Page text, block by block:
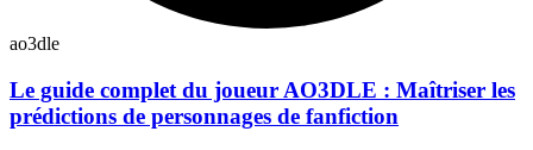
ao3dle
Le guide complet du joueur AO3DLE : Maîtriser les
prédictions de personnages de fanfiction